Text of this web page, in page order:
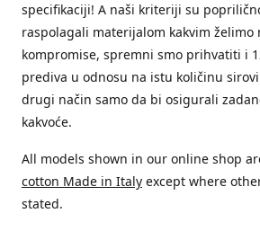
specifikaciji! A naši kriteriji su
raspolagali materijalom kakvim želimo
kompromise, spremni smo prihvatiti i
prediva u odnosu na istu količinu
drugi način samo da bi osigurali
kakvoće.
All models shown in our online shop
cotton Made in Italy except where
stated.